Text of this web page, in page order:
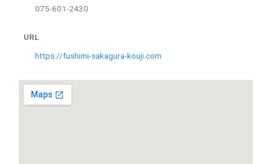
075-601-2430
URL
https://fushimi-sakagura-kouji.com